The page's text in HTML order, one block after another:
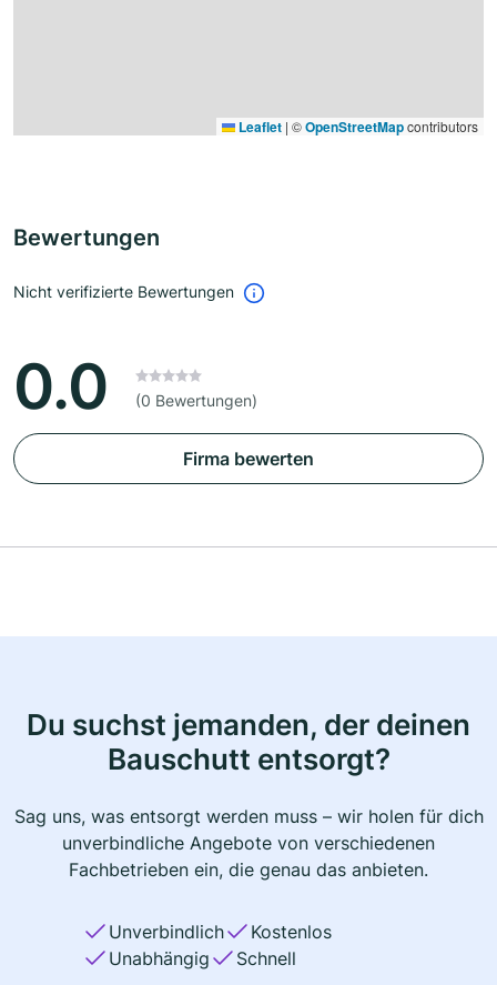
Leaflet | ©OpenStreetMapcontributors
Bewertungen
Nicht verifizierte Bewertungen
0.0 (0 Bewertungen)
Firma bewerten
Du suchst jemanden, der deinen
Bauschutt entsorgt?
Sag uns, was entsorgt werden muss – wir holen für dich
unverbindliche Angebote von verschiedenen
Fachbetrieben ein, die genau das anbieten.
Unverbindlich
Kostenlos
Unabhängig
Schnell